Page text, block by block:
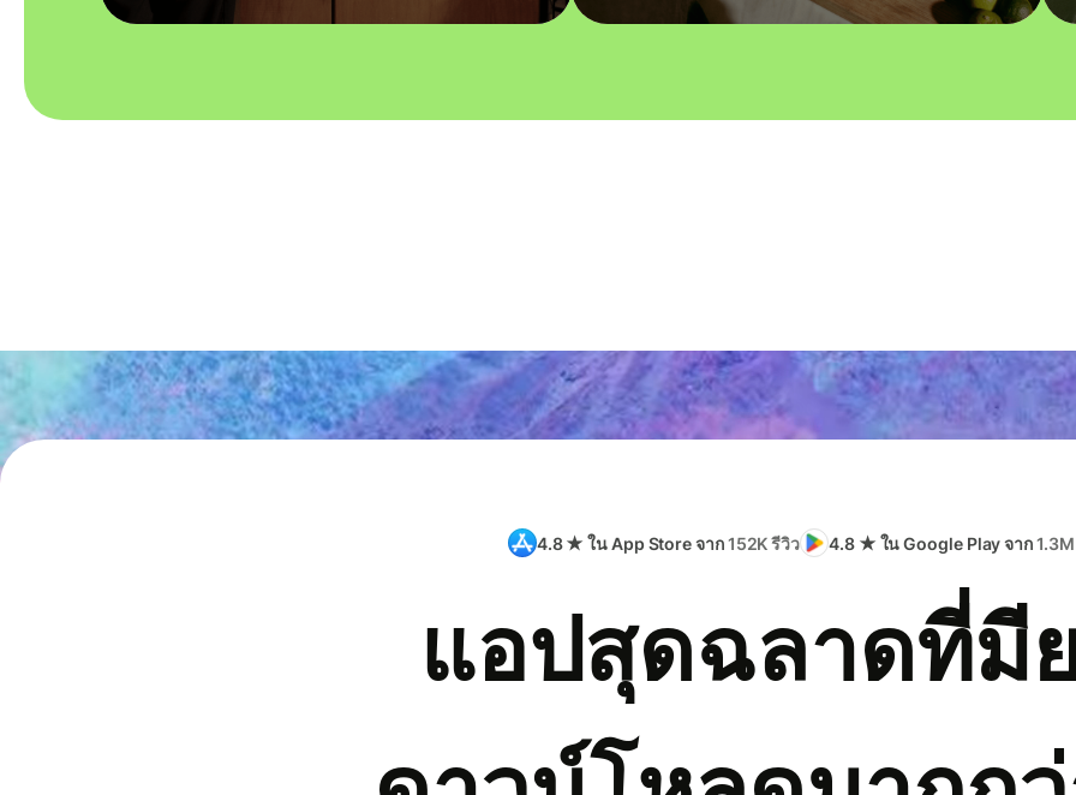
4.8 ★ ใน App Store จาก152K รีวิว 4.8 ★ ใน Google Play จาก
แอปสุดฉลาดที่มี